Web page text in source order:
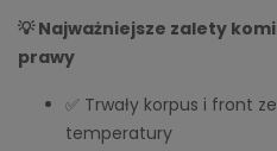
💡 Najważniejsze zalety
prawy
✅ Trwały korpus i front
temperatury